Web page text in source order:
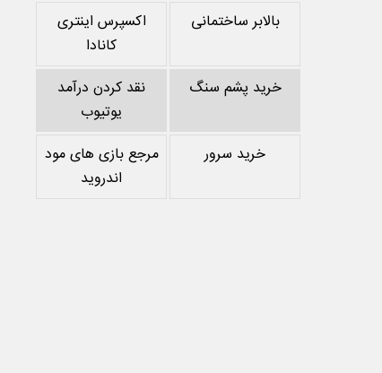
بالابر ساختمانی
اکسپرس اینتری
کانادا
خرید پشم سنگ
نقد کردن درآمد
یوتیوب
خرید سرور
مرجع بازی های مود
اندروید